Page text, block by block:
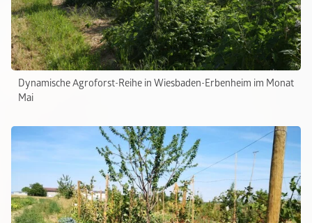
Dynamische Agroforst-Reihe in Wiesbaden-Erbenheim im Monat
Mai